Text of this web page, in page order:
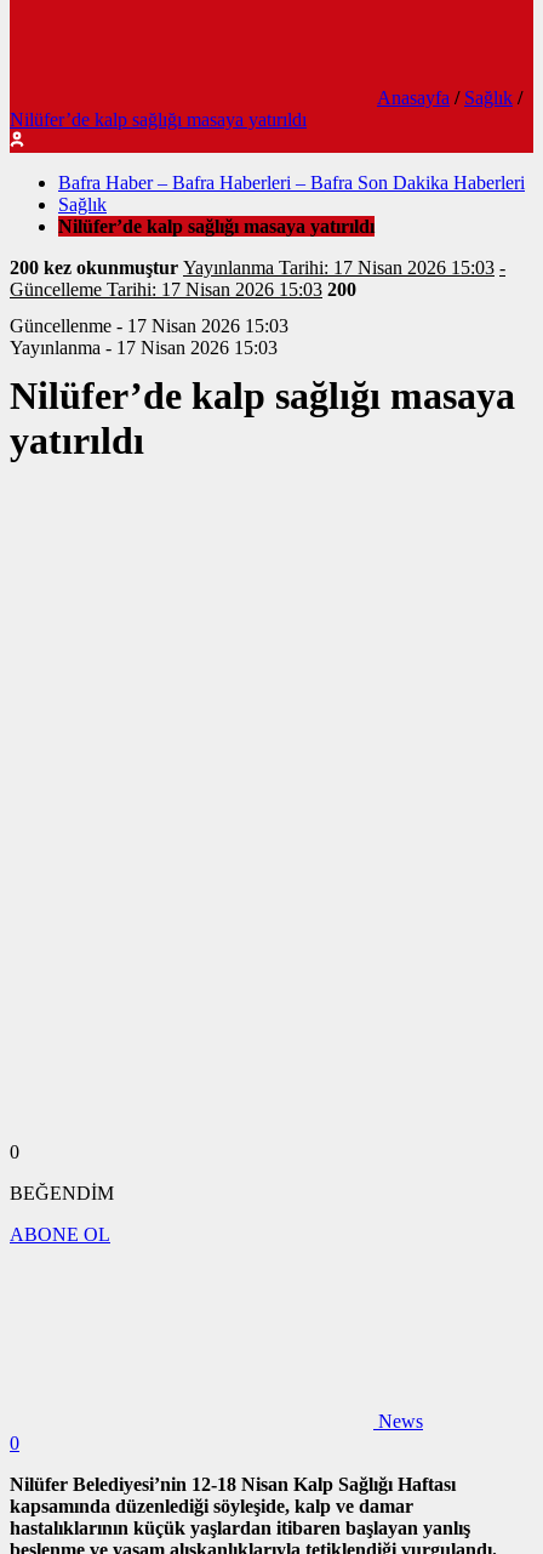
Anasayfa / Sağlık /
Nilüfer’de kalp sağlığı masaya yatırıldı
Bafra Haber – Bafra Haberleri – Bafra Son Dakika Haberleri
Sağlık
Nilüfer’de kalp sağlığı masaya yatırıldı
200 kez okunmuştur Yayınlanma Tarihi: 17 Nisan 2026 15:03 -
Güncelleme Tarihi: 17 Nisan 2026 15:03 200
Güncellenme - 17 Nisan 2026 15:03
Yayınlanma - 17 Nisan 2026 15:03
Nilüfer’de kalp sağlığı masaya
yatırıldı
0
BEĞENDİM
ABONE OL
News
0
Nilüfer Belediyesi’nin 12-18 Nisan Kalp Sağlığı Haftası
kapsamında düzenlediği söyleşide, kalp ve damar
hastalıklarının küçük yaşlardan itibaren başlayan yanlış